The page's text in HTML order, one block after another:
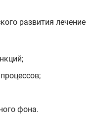
развития лечение
фона.